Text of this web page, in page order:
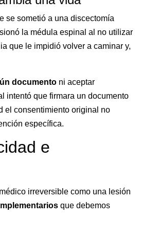
se sometió a una discectomía
la médula espinal al no utilizar
que le impidió volver a caminar y,
documento ni aceptar
intentó que firmara un documento
el consentimiento original no
específica.
e
irreversible como una lesión
que debemos